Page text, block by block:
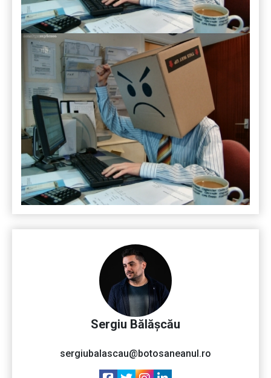
Sergiu Bălășcău
sergiubalascau@botosaneanul.ro